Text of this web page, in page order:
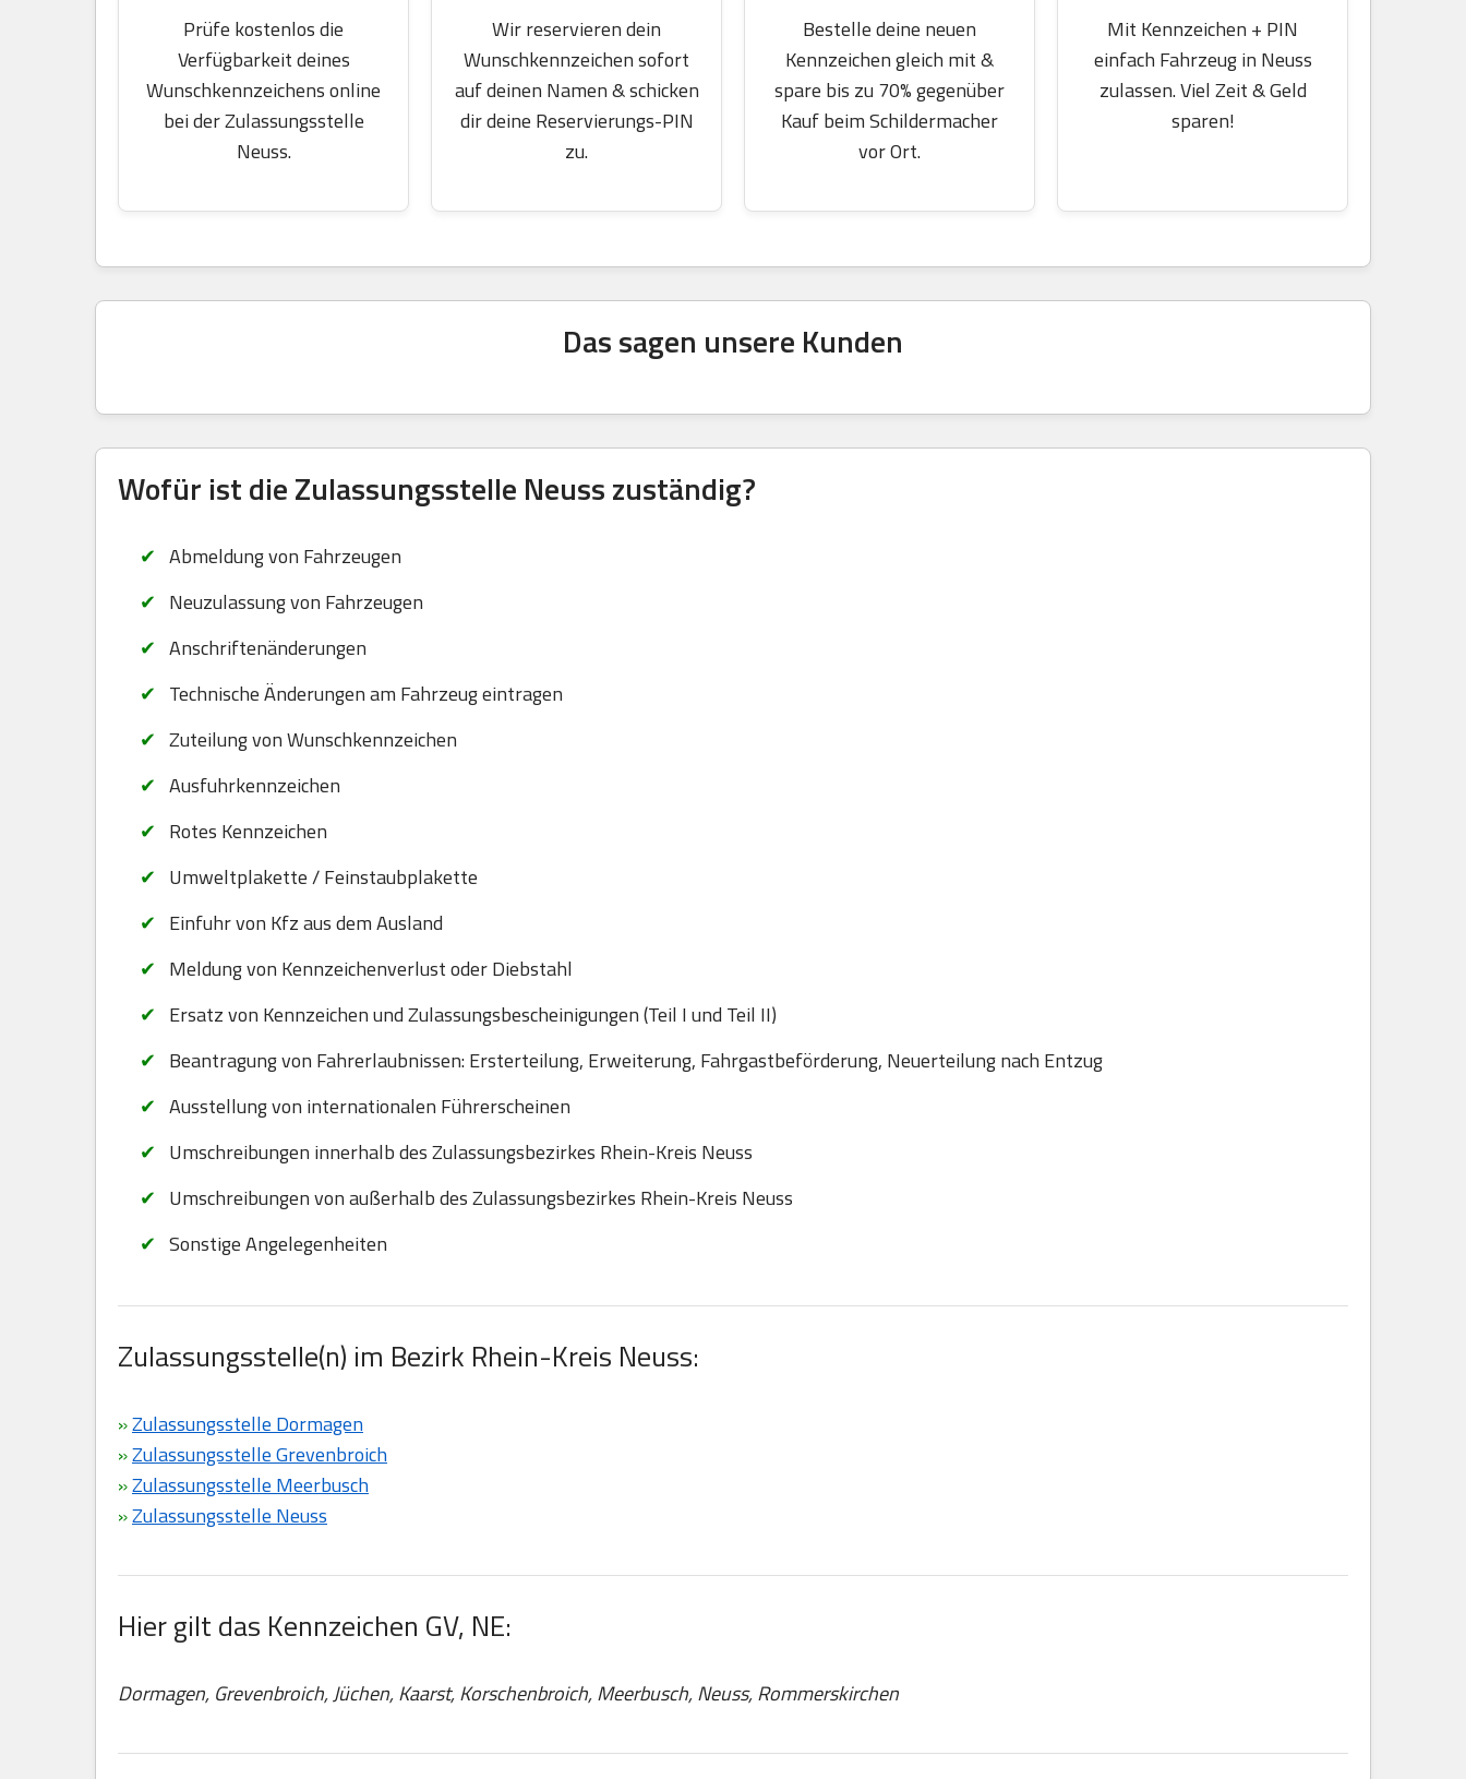
Prüfe kostenlos die
Verfügbarkeit deines
Wunschkennzeichens online
bei der Zulassungsstelle
Neuss.
Wir reservieren dein
Wunschkennzeichen sofort
auf deinen Namen & schicken
dir deine Reservierungs-PIN
zu.
Bestelle deine neuen
Kennzeichen gleich mit &
spare bis zu 70% gegenüber
Kauf beim Schildermacher
vor Ort.
Mit Kennzeichen + PIN
einfach Fahrzeug in Neuss
zulassen. Viel Zeit & Geld
sparen!
Das sagen unsere Kunden
Wofür ist die Zulassungsstelle Neuss zuständig?
Abmeldung von Fahrzeugen
Neuzulassung von Fahrzeugen
Anschriftenänderungen
Technische Änderungen am Fahrzeug eintragen
Zuteilung von Wunschkennzeichen
Ausfuhrkennzeichen
Rotes Kennzeichen
Umweltplakette / Feinstaubplakette
Einfuhr von Kfz aus dem Ausland
Meldung von Kennzeichenverlust oder Diebstahl
Ersatz von Kennzeichen und Zulassungsbescheinigungen (Teil I und Teil II)
Beantragung von Fahrerlaubnissen: Ersterteilung, Erweiterung, Fahrgastbeförderung, Neuerteilung nach Entzug
Ausstellung von internationalen Führerscheinen
Umschreibungen innerhalb des Zulassungsbezirkes Rhein-Kreis Neuss
Umschreibungen von außerhalb des Zulassungsbezirkes Rhein-Kreis Neuss
Sonstige Angelegenheiten
Zulassungsstelle(n) im Bezirk Rhein-Kreis Neuss:
»Zulassungsstelle Dormagen
»Zulassungsstelle Grevenbroich
»Zulassungsstelle Meerbusch
»Zulassungsstelle Neuss
Hier gilt das Kennzeichen GV, NE:
Dormagen, Grevenbroich, Jüchen, Kaarst, Korschenbroich, Meerbusch, Neuss, Rommerskirchen